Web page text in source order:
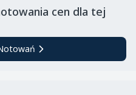
cen dla tej